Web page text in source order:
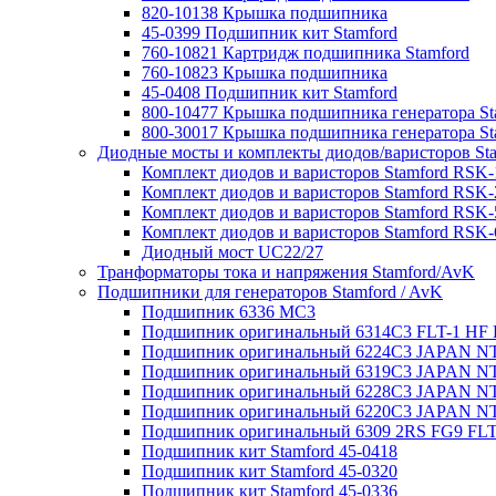
820-10138 Крышка подшипника
45-0399 Подшипник кит Stamford
760-10821 Картридж подшипника Stamford
760-10823 Крышка подшипника
45-0408 Подшипник кит Stamford
800-10477 Крышка подшипника генератора
800-30017 Крышка подшипника генератора
Диодные мосты и комплекты диодов/варисторов
Комплект диодов и варисторов Stamford RSK-
Комплект диодов и варисторов Stamford RSK-
Комплект диодов и варисторов Stamford RSK-
Комплект диодов и варисторов Stamford RSK-
Диодный мост UC22/27
Транформаторы тока и напряжения Stamford/AvK
Подшипники для генераторов Stamford / AvK
Подшипник 6336 МС3
Подшипник оригинальный 6314C3 FLT-1 HF
Подшипник оригинальный 6224С3 JAPAN
Подшипник оригинальный 6319C3 JAPAN
Подшипник оригинальный 6228C3 JAPAN
Подшипник оригинальный 6220C3 JAPAN
Подшипник оригинальный 6309 2RS FG9
Подшипник кит Stamford 45-0418
Подшипник кит Stamford 45-0320
Подшипник кит Stamford 45-0336